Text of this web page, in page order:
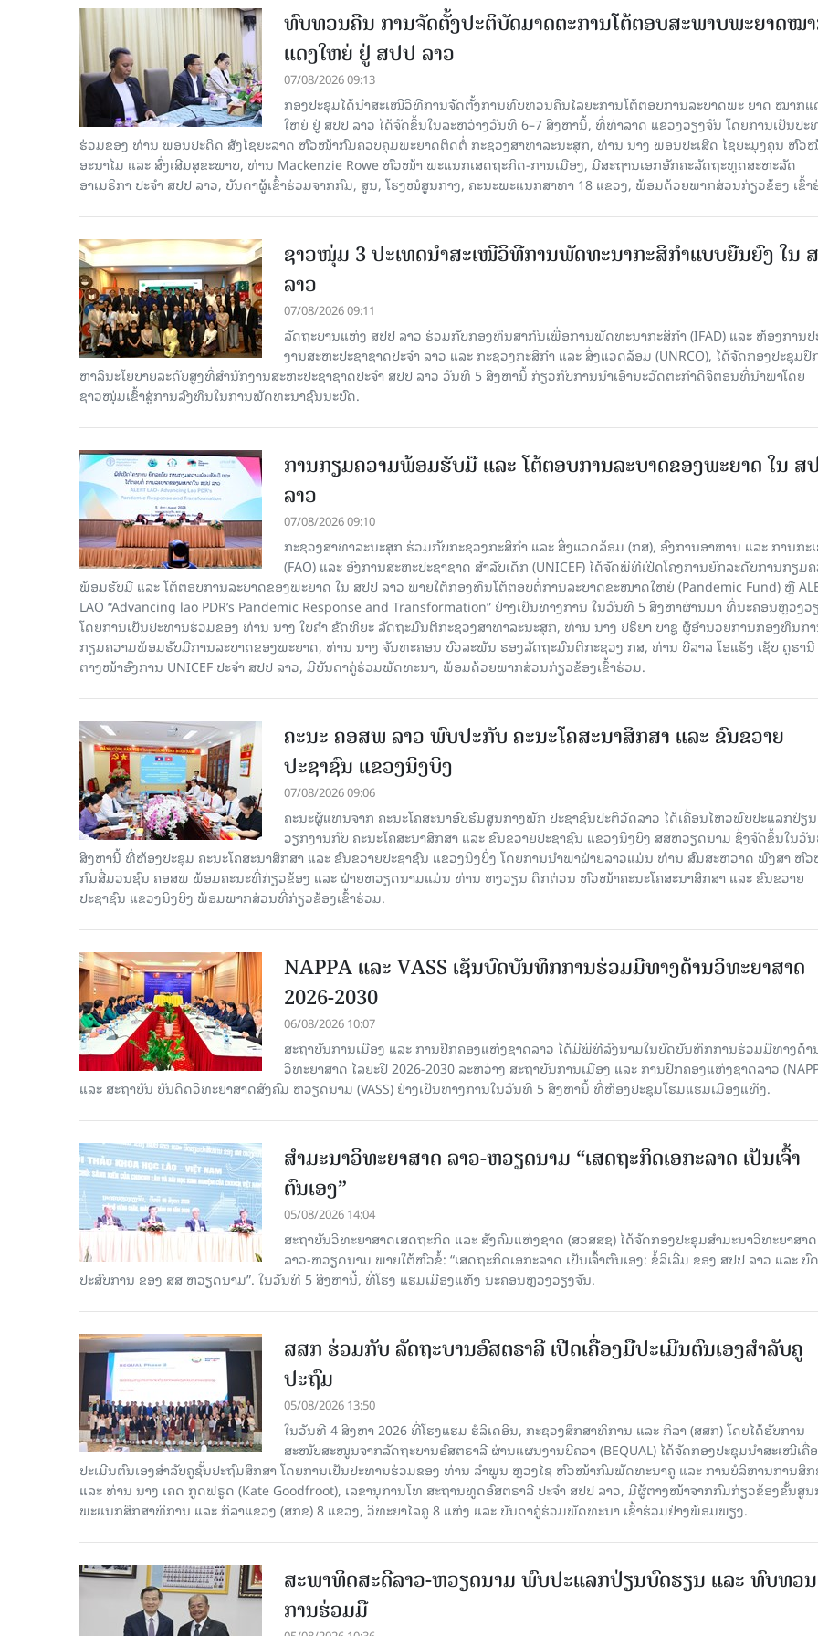
ທົບທວນຄືນ ການຈັດຕັ້ງປະຕິບັດມາດຕະການໂຕ້ຕອບສະພາບພະຍາດໝ
ແດງໃຫຍ່ ຢູ່ ສປປ ລາວ
07/08/2026 09:13
ກອງປະຊຸມໄດ້ນຳສະເໜີວິທີການຈັດຕັ້ງການທົບທວນຄືນໄລຍະການໂຕ້ຕອບການລະບາດພະ ຍາດ ໝາກແ
ໃຫຍ່ ຢູ່ ສປປ ລາວ ໄດ້ຈັດຂຶ້ນໃນລະຫວ່າງວັນທີ 6–7 ສິງຫານີ້, ທີ່ທ່າລາດ ແຂວງວຽງຈັນ ໂດຍການເປັນປະ
ຮ່ວມຂອງ ທ່ານ ພອນປະດິດ ສັງໄຊຍະລາດ ຫົວໜ້າກົມຄວບຄຸມພະຍາດຕິດຕໍ່ ກະຊວງສາທາລະນະສຸກ, ທ່ານ ນາງ ພອນປະເສີດ ໄຊຍະມຸງຄຸນ ຫົວ
ອະນາໄມ ແລະ ສົ່ງເສີມສຸຂະພາບ, ທ່ານ Mackenzie Rowe ຫົວໜ້າ ພະແນກເສດຖະກິດ-ການເມືອງ, ມີສະຖານເອກອັກຄະລັດຖະທູດສະຫະລັດ
ອາເມຣິກາ ປະຈຳ ສປປ ລາວ, ບັນດາຜູ້ເຂົ້າຮ່ວມຈາກກົມ, ສູນ, ໂຮງໝໍສູນກາງ, ຄະນະພະແນກສາທາ 18 ແຂວງ, ພ້ອມດ້ວຍພາກສ່ວນກ່ຽວຂ້ອງ ເຂົ້າ
ຊາວໜຸ່ມ 3 ປະເທດນຳສະເໜີວິທີການພັດທະນາກະສິກຳແບບຍືນຍົງ ໃນ
ລາວ
07/08/2026 09:11
ລັດຖະບານແຫ່ງ ສປປ ລາວ ຮ່ວມກັບກອງທຶນສາກົນເພື່ອການພັດທະນາກະສິກຳ (IFAD) ແລະ ຫ້ອງການປ
ງານສະຫະປະຊາຊາດປະຈຳ ລາວ ແລະ ກະຊວງກະສິກຳ ແລະ ສິ່ງແວດລ້ອມ (UNRCO), ໄດ້ຈັດກອງປະຊຸມປຶ
ຫາລືນະໂຍບາຍລະດັບສູງທີ່ສຳນັກງານສະຫະປະຊາຊາດປະຈຳ ສປປ ລາວ ວັນທີ 5 ສິງຫານີ້ ກ່ຽວກັບການນຳເອົານະວັດຕະກຳດິຈິຕອນທີ່ນຳພາໂດຍ
ຊາວໜຸ່ມເຂົ້າສູ່ການລົງທຶນໃນການພັດທະນາຊົນນະບົດ.
ການກຽມຄວາມພ້ອມຮັບມື ແລະ ໂຕ້ຕອບການລະບາດຂອງພະຍາດ ໃນ ສ
ລາວ
07/08/2026 09:10
ກະຊວງສາທາລະນະສຸກ ຮ່ວມກັບກະຊວງກະສິກຳ ແລະ ສິ່ງແວດລ້ອມ (ກສ), ອົງການອາຫານ ແລະ ການກະ
(FAO) ແລະ ອົງການສະຫະປະຊາຊາດ ສໍາລັບເດັກ (UNICEF) ໄດ້ຈັດພິທີເປີດໂຄງການຍົກລະດັບການກຽມ
ພ້ອມຮັບມື ແລະ ໂຕ້ຕອບການລະບາດຂອງພະຍາດ ໃນ ສປປ ລາວ ພາຍໃຕ້ກອງທຶນໂຕ້ຕອບຕໍ່ການລະບາດຂະໜາດໃຫຍ່ (Pandemic Fund) ຫຼື
LAO “Advancing lao PDR’s Pandemic Response and Transformation” ຢ່າງເປັນທາງການ ໃນວັນທີ 5 ສິງຫາຜ່ານມາ ທີ່ນະຄອນຫຼວງວ
ໂດຍການເປັນປະທານຮ່ວມຂອງ ທ່ານ ນາງ ໃບຄໍາ ຂັດທິຍະ ລັດຖະມົນຕີກະຊວງສາທາລະນະສຸກ, ທ່ານ ນາງ ປຣິຍາ ບາຊູ ຜູ້ອຳນວຍການກອງທຶນກ
ກຽມຄວາມພ້ອມຮັບມືການລະບາດຂອງພະຍາດ, ທ່ານ ນາງ ຈັນທະຄອນ ບົວລະພັນ ຮອງລັດຖະມົນຕີກະຊວງ ກສ, ທ່ານ ບີລາລ ໂອແຣັງ ເຊັບ ດູຮາ
ຕາງໜ້າອົງການ UNICEF ປະຈໍາ ສປປ ລາວ, ມີບັນດາຄູ່ຮ່ວມພັດທະນາ, ພ້ອມດ້ວຍພາກສ່ວນກ່ຽວຂ້ອງເຂົ້າຮ່ວມ.
ຄະນະ ຄອສພ ລາວ ພົບປະກັບ ຄະນະໂຄສະນາສຶກສາ ແລະ ຂົນຂວາຍ
ປະຊາຊົນ ແຂວງນິງບິງ
07/08/2026 09:06
ຄະນະຜູ້ແທນຈາກ ຄະນະໂຄສະນາອົບຮົມສູນກາງພັກ ປະຊາຊົນປະຕິວັດລາວ ໄດ້ເຄື່ອນໄຫວພົບປະແລກປ່ຽນ
ວຽກງານກັບ ຄະນະໂຄສະນາສຶກສາ ແລະ ຂົນຂວາຍປະຊາຊົນ ແຂວງນິງບິງ ສສຫວຽດນາມ ຊຶ່ງຈັດຂຶ້ນໃນວັ
ສິງຫານີ້ ທີ່ຫ້ອງປະຊຸມ ຄະນະໂຄສະນາສຶກສາ ແລະ ຂົນຂວາຍປະຊາຊົນ ແຂວງນິງບິ່ງ ໂດຍການນຳພາຝ່າຍລາວແມ່ນ ທ່ານ ສົມສະຫວາດ ພົງສາ ຫົ
ກົມສື່ມວນຊົນ ຄອສພ ພ້ອມຄະນະທີ່ກ່ຽວຂ້ອງ ແລະ ຝ່າຍຫວຽດນາມແມ່ນ ທ່ານ ຫງວຽນ ດຶກຕ່ວນ ຫົວໜ້າຄະນະໂຄສະນາສຶກສາ ແລະ ຂົນຂວາຍ
ປະຊາຊົນ ແຂວງນິງບິງ ພ້ອມພາກສ່ວນທີ່ກ່ຽວຂ້ອງເຂົ້າຮ່ວມ.
NAPPA ແລະ VASS ເຊັນບົດບັນທຶກການຮ່ວມມືທາງດ້ານວິທະຍາສາດ
2026-2030
06/08/2026 10:07
ສະຖາບັນການເມືອງ ແລະ ການປົກຄອງແຫ່ງຊາດລາວ ໄດ້ມີພິທີລົງນາມໃນບົດບັນທຶກການຮ່ວມມືທາງດ້າ
ວິທະຍາສາດ ໄລຍະປີ 2026-2030 ລະຫວ່າງ ສະຖາບັນການເມືອງ ແລະ ການປົກຄອງແຫ່ງຊາດລາວ
ແລະ ສະຖາບັນ ບັນດິດວິທະຍາສາດສັງຄົມ ຫວຽດນາມ (VASS) ຢ່າງເປັນທາງການໃນວັນທີ 5 ສິງຫານີ້ ທີ່ຫ້ອງປະຊຸມໂຮມແຮມເມືອງແທັງ.
ສຳມະນາວິທະຍາສາດ ລາວ-ຫວຽດນາມ “ເສດຖະກິດເອກະລາດ ເປັນເຈົ້າ
ຕົນເອງ”
05/08/2026 14:04
ສະຖາບັນວິທະຍາສາດເສດຖະກິດ ແລະ ສັງຄົມແຫ່ງຊາດ (ສວສສຊ) ໄດ້ຈັດກອງປະຊຸມສຳມະນາວິທະຍາສາດ
ລາວ-ຫວຽດນາມ ພາຍໃຕ້ຫົວຂໍ້: “ເສດຖະກິດເອກະລາດ ເປັນເຈົ້າຕົນເອງ: ຂໍ້ລິເລີ່ມ ຂອງ ສປປ ລາວ ແລະ ບົ
ປະສົບການ ຂອງ ສສ ຫວຽດນາມ”. ໃນວັນທີ 5 ສິງຫານີ້, ທີ່ໂຮງ ແຮມເມືອງແທັງ ນະຄອນຫຼວງວຽງຈັນ.
ສສກ ຮ່ວມກັບ ລັດຖະບານອົສຕຣາລີ ເປີດເຄື່ອງມືປະເມີນຕົນເອງສຳລັບຄູ
ປະຖົມ
05/08/2026 13:50
ໃນວັນທີ 4 ສິງຫາ 2026 ທີ່ໂຮງແຮມ ຮໍລິເດອິນ, ກະຊວງສຶກສາທິການ ແລະ ກິລາ (ສສກ) ໂດຍໄດ້ຮັບການ
ສະໜັບສະໜູນຈາກລັດຖະບານອົສຕຣາລີ ຜ່ານແຜນງານບີຄວາ (BEQUAL) ໄດ້ຈັດກອງປະຊຸມນຳສະເໜີເຄື່
ປະເມີນຕົນເອງສຳລັບຄູຊັ້ນປະຖົມສຶກສາ ໂດຍການເປັນປະທານຮ່ວມຂອງ ທ່ານ ລຳພູນ ຫຼວງໄຊ ຫົວໜ້າກົມພັດທະນາຄູ ແລະ ການບໍລິຫານການສຶກ
ແລະ ທ່ານ ນາງ ເຄດ ກູດຟຣູດ (Kate Goodfroot), ເລຂານຸການໂທ ສະຖານທູດອົສຕຣາລີ ປະຈຳ ສປປ ລາວ, ມີຜູ້ຕາງໜ້າຈາກກົມກ່ຽວຂ້ອງຂັ້ນສູນ
ພະແນກສຶກສາທິການ ແລະ ກິລາແຂວງ (ສກຂ) 8 ແຂວງ, ວິທະຍາໄລຄູ 8 ແຫ່ງ ແລະ ບັນດາຄູ່ຮ່ວມພັດທະນາ ເຂົ້າຮ່ວມຢ່າງພ້ອມພຽງ.
ສະພາທິດສະດີລາວ-ຫວຽດນາມ ພົບປະແລກປ່ຽນບົດຮຽນ ແລະ ທົບທວນ
ການຮ່ວມມື